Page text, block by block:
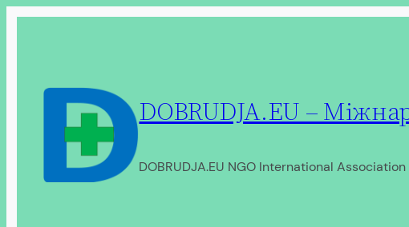
DOBRUDJA.EU –
DOBRUDJA.EU NGO International Association